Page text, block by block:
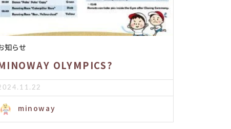
知らせ
OLYMPICS?
minoway